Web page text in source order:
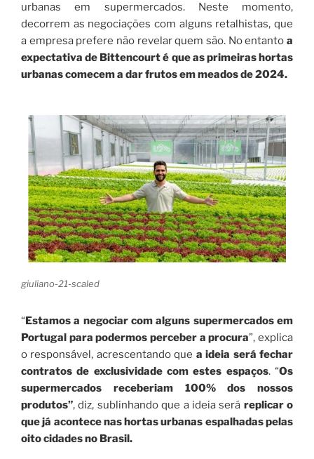
urbanas em supermercados. Neste momento,
decorrem as negociações com alguns retalhistas, que
a empresa prefere não revelar quem são. No entanto a
expectativa de Bittencourt é que as primeiras hortas
urbanas comecem a dar frutos em meados de 2024.
giuliano-21-scaled
“ Estamos a negociar com alguns supermercados em
Portugal para podermos perceber a procura”, explica
o responsável, acrescentando que a ideia será fechar
contratos de exclusividade com estes espaços. “Os
supermercados receberiam 100% dos nossos
produtos”, diz, sublinhando que a ideia será replicar o
que já acontece nas hortas urbanas espalhadas pelas
oito cidades no Brasil.